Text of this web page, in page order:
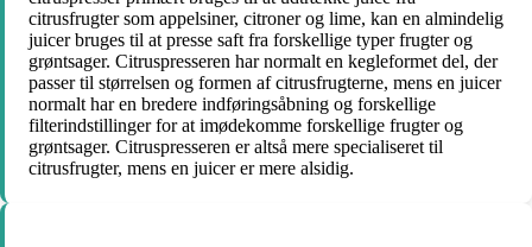
citrusfrugter som appelsiner, citroner og lime, kan en almindelig
juicer bruges til at presse saft fra forskellige typer frugter og
grøntsager. Citruspresseren har normalt en kegleformet del, der
passer til størrelsen og formen af citrusfrugterne, mens en juicer
normalt har en bredere indføringsåbning og forskellige
filterindstillinger for at imødekomme forskellige frugter og
grøntsager. Citruspresseren er altså mere specialiseret til
citrusfrugter, mens en juicer er mere alsidig.